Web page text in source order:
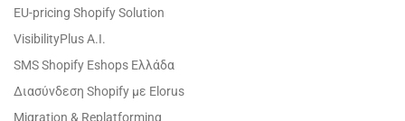
EU-pricing Shopify Solution
VisibilityPlus A.I.
SMS Shopify Eshops Ελλάδα
Διασύνδεση Shopify με Elorus
Migration & Replatforming